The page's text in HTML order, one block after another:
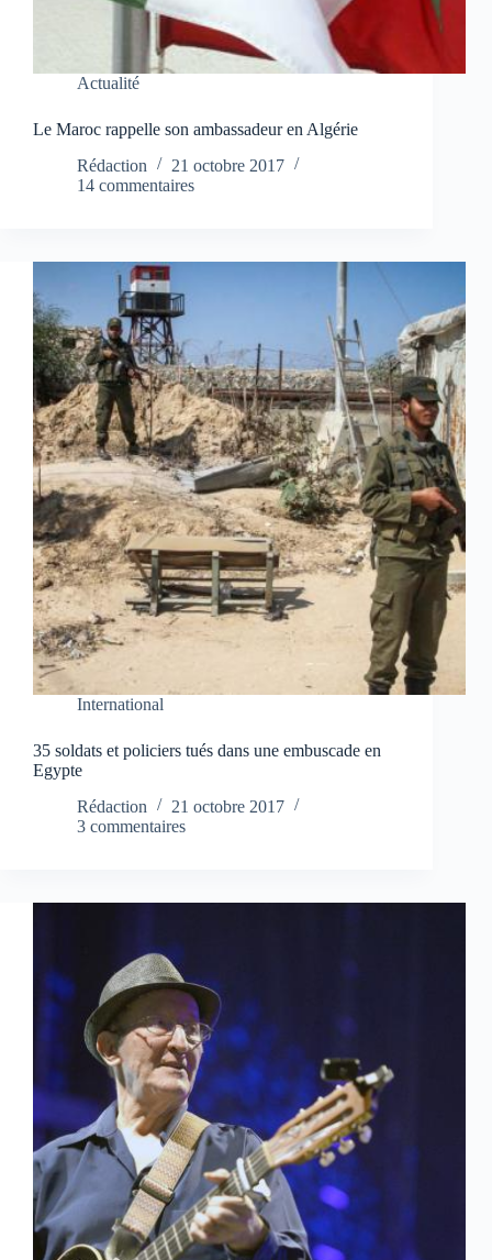
Actualité
Le Maroc rappelle son ambassadeur en Algérie
Rédaction
21 octobre 2017
14 commentaires
International
35 soldats et policiers tués dans une embuscade en
Egypte
Rédaction
21 octobre 2017
3 commentaires